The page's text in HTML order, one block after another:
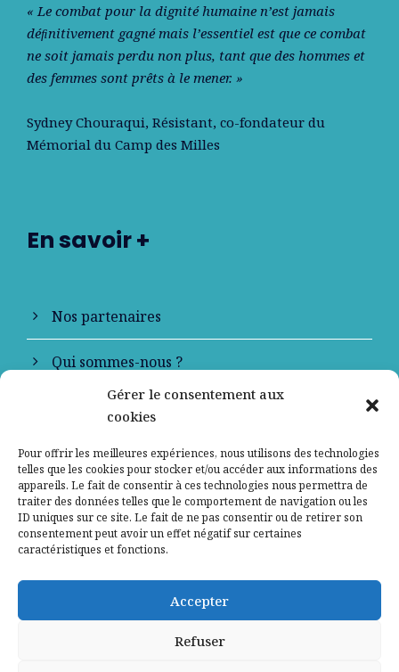
Gérer le consentement aux
cookies
Pour offrir les meilleures expériences, nous utilisons des technologies
telles que les cookies pour stocker et/ou accéder aux informations des
appareils. Le fait de consentir à ces technologies nous permettra de
traiter des données telles que le comportement de navigation ou les
ID uniques sur ce site. Le fait de ne pas consentir ou de retirer son
consentement peut avoir un effet négatif sur certaines
caractéristiques et fonctions.
Accepter
Refuser
« Le combat pour la dignité humaine n’est jamais
déﬁnitivement gagné mais l’essentiel est que ce combat
ne soit jamais perdu non plus, tant que des hommes et
des femmes sont prêts à le mener. »
Sydney Chouraqui, Résistant, co-fondateur du
Mémorial du Camp des Milles
En savoir +
Nos partenaires
Qui sommes-nous ?
Contactez-nous
Mentions légales
Politique de confidentialité